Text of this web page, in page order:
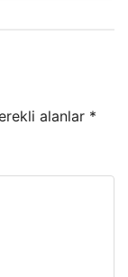
alanlar *